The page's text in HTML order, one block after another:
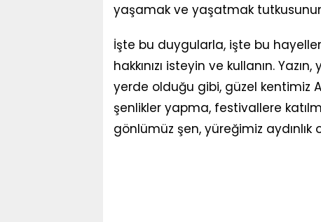
yaşamak ve yaşatmak
İşte bu duygularla, işte bu
hakkınızı isteyin ve kullanın.
yerde olduğu gibi, güzel kentimiz
şenlikler yapma, festivallere
gönlümüz şen, yüreğimiz aydınlık